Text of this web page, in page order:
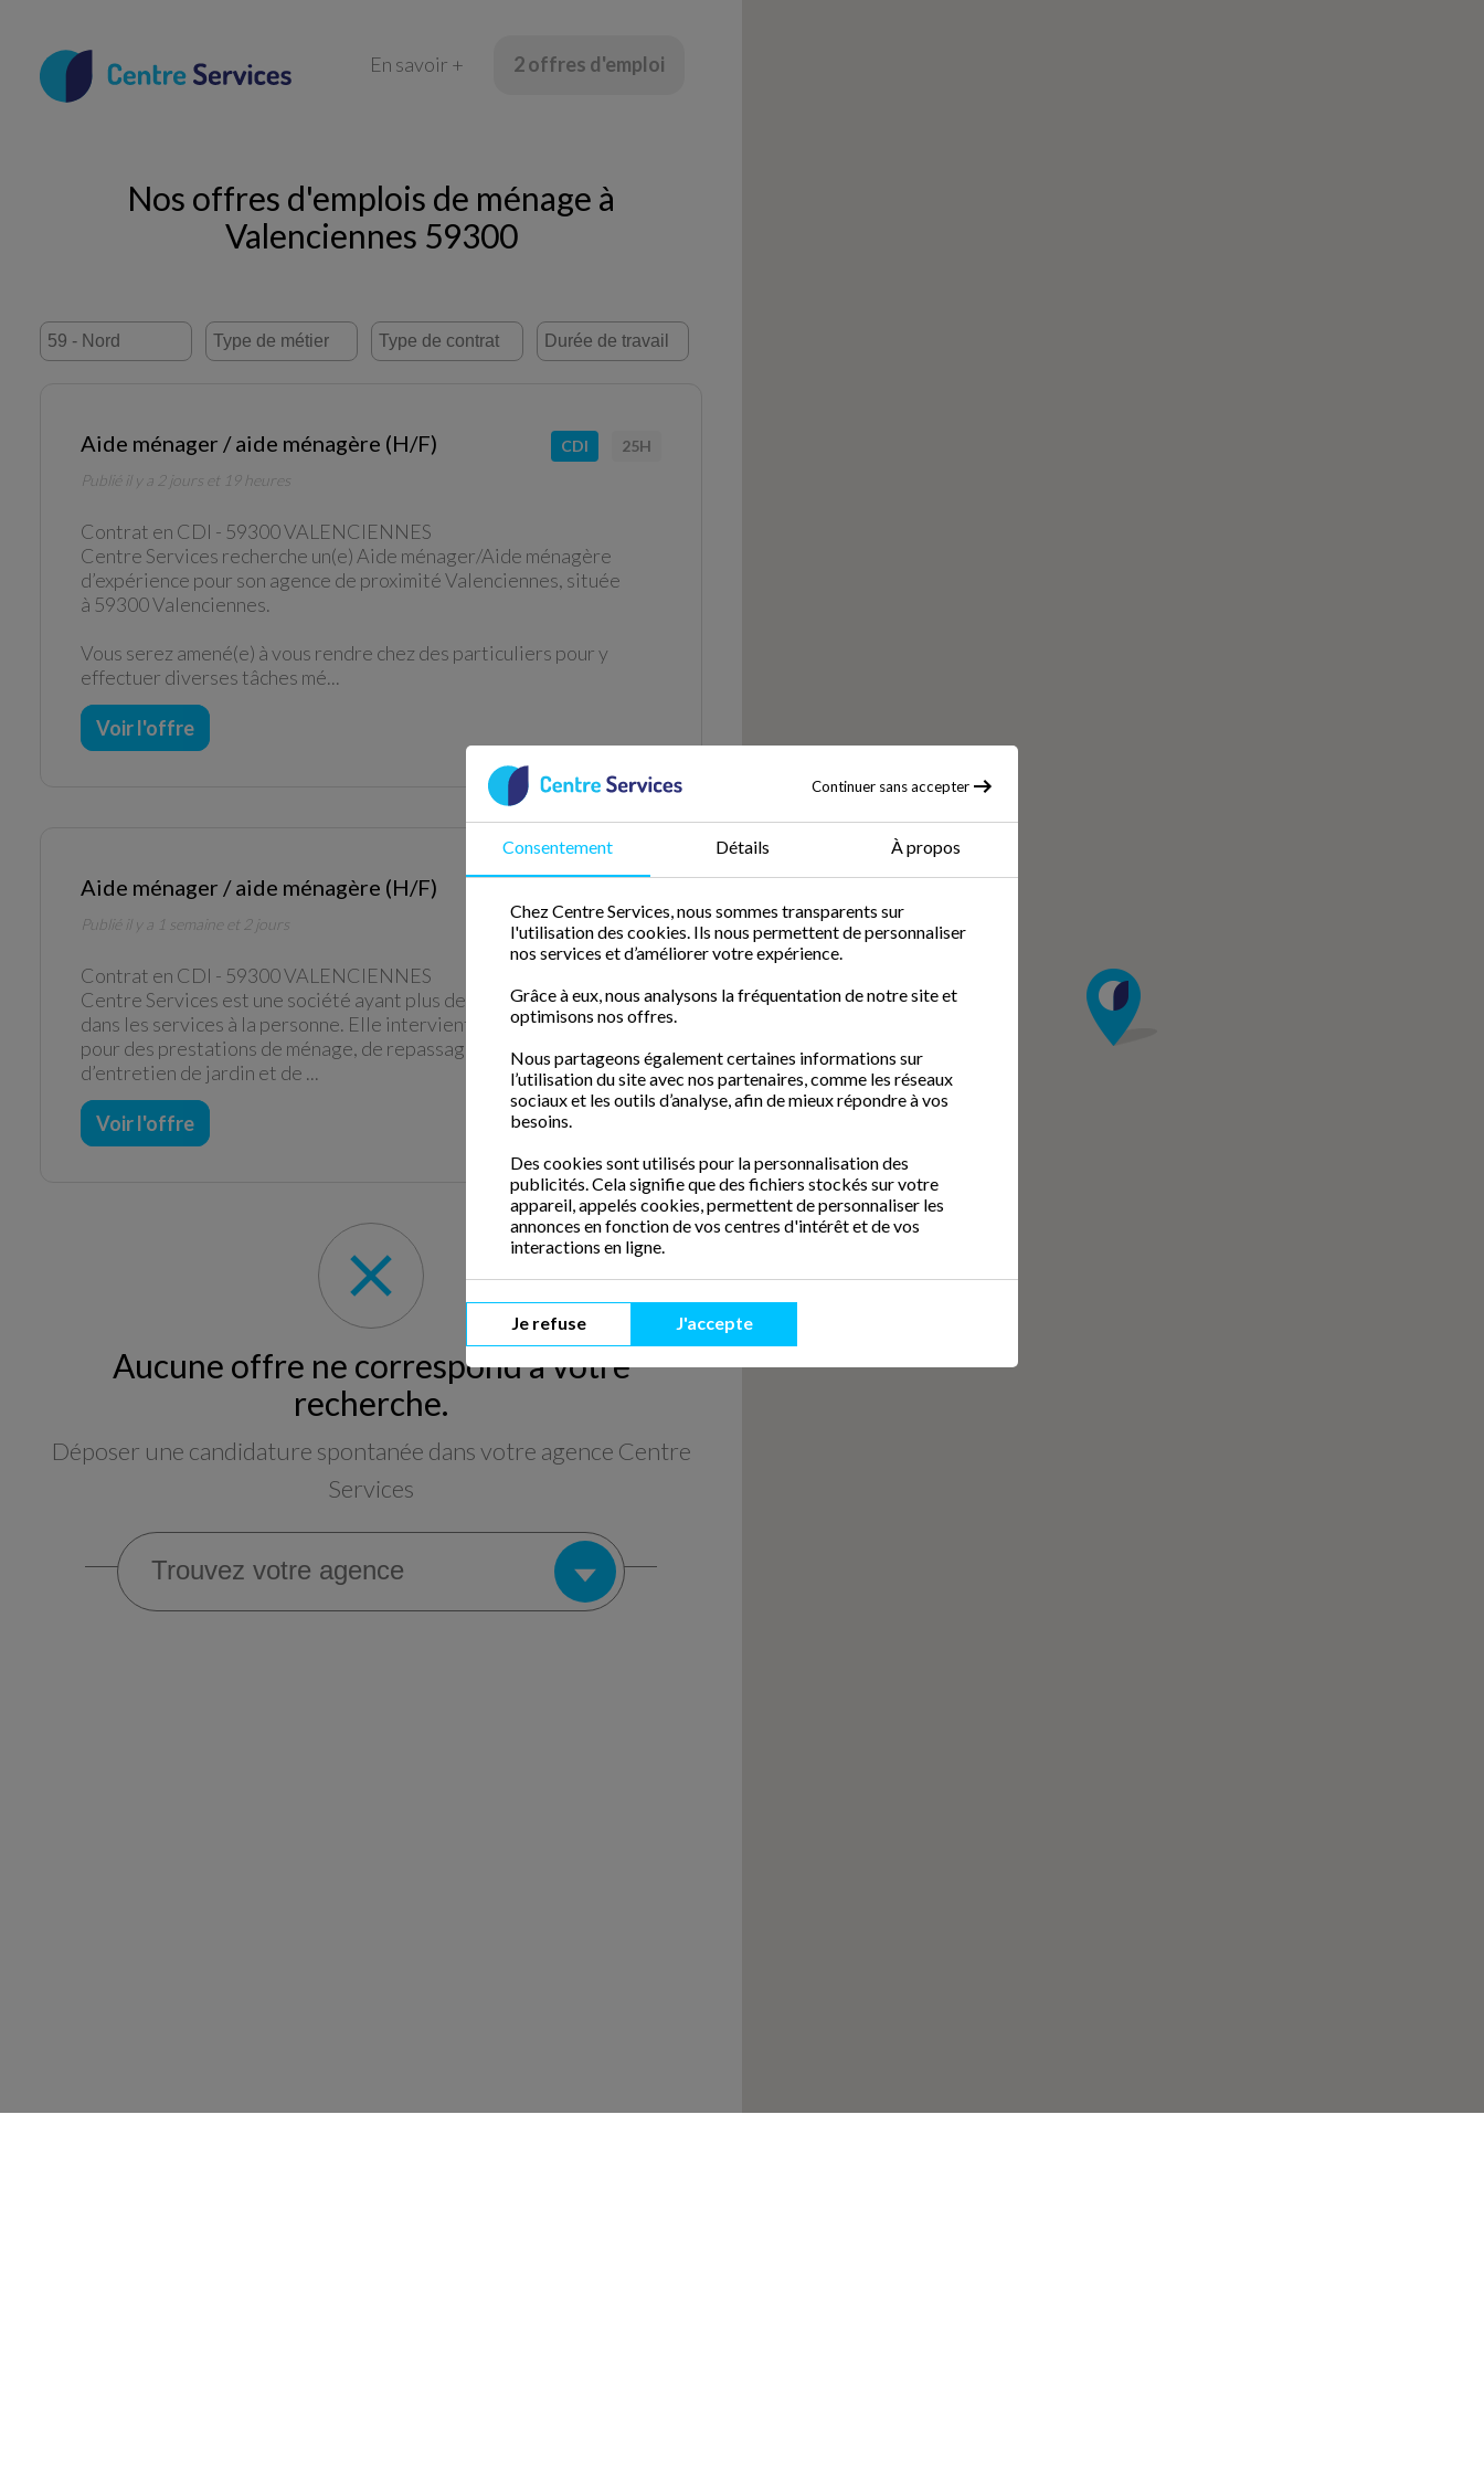
Continuer sans accepter
Consentement Détails À propos
Chez Centre Services, nous sommes transparents sur
l'utilisation des cookies. Ils nous permettent de personnaliser
nos services et d’améliorer votre expérience.
Grâce à eux, nous analysons la fréquentation de notre site et
optimisons nos offres.
Nous partageons également certaines informations sur
l’utilisation du site avec nos partenaires, comme les réseaux
sociaux et les outils d’analyse, afin de mieux répondre à vos
besoins.
Des cookies sont utilisés pour la personnalisation des
publicités. Cela signifie que des fichiers stockés sur votre
appareil, appelés cookies, permettent de personnaliser les
annonces en fonction de vos centres d'intérêt et de vos
interactions en ligne.
Je refuse J'accepte
En savoir + 2 offres d'emploi
Nos offres d'emplois de ménage à
Valenciennes 59300
Aide ménager / aide ménagère (H/F) CDI
25H
Publié il y a 2 jours et 19 heures
Contrat en CDI - 59300 VALENCIENNES
Centre Services recherche un(e) Aide ménager/Aide ménagère
d’expérience pour son agence de proximité Valenciennes, située
à 59300 Valenciennes.
Vous serez amené(e) à vous rendre chez des particuliers pour y
effectuer diverses tâches mé...
Voir l'offre
Aide ménager / aide ménagère (H/F)
Publié il y a 1 semaine et 2 jours
Contrat en CDI - 59300 VALENCIENNES
Centre Services est une société ayant plus de 15 ans d’expertise
dans les services à la personne. Elle intervient chez les particuliers
pour des prestations de ménage, de repassage, de garde d’enfant,
d’entretien de jardin et de ...
Voir l'offre
Aucune offre ne correspond à votre
recherche.
Déposer une candidature spontanée dans votre agence Centre
Services